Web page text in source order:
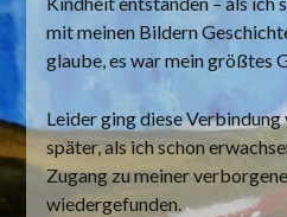
mit meinen Bildern
glaube, es war mein größtes
Leider ging diese
später, als ich schon
Zugang zu meiner
wiedergefunden.